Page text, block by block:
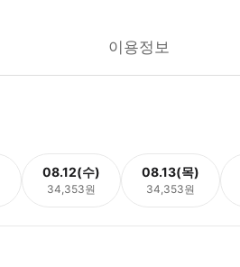
이용정보
08.12(수)
34,353원
08.13(목)
34,353원